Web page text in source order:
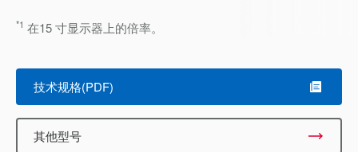
*1 在15 寸显示器上的倍率。
技术规格(PDF)
其他型号